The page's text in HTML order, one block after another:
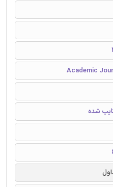
Academic
شده